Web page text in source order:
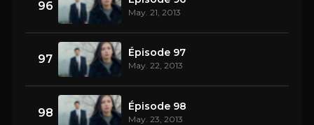
96 May. 21, 2013
97 Épisode 97
May. 22, 2013
98 Épisode 98
May. 23, 2013